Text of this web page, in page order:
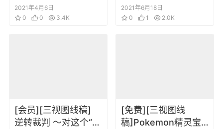
料设定线稿集
2021年4月6日
0
0 3.4K
动画角色设定画集
2021年6月18日
0
1 2.0K
[会员][三视图线稿]
逆转裁判 ～对这个“真
[免费][三视图线
稿]Pokemon精灵宝